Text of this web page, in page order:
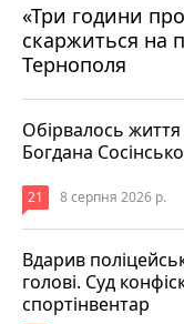
«Три години
скаржиться на
Тернополя
8 серпня 2026 р.
Обірвалось
Богдана
21 8 серпня 2026 р.
Вдарив
голові. Суд
спортінвентар